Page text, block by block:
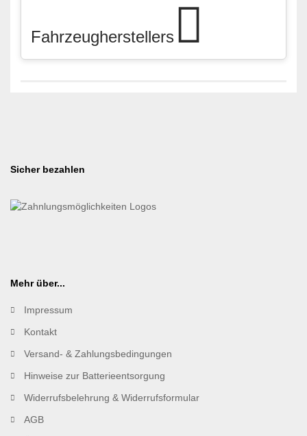
Fahrzeugherstellers
Sicher bezahlen
Mehr über...
Impressum
Kontakt
Versand- & Zahlungsbedingungen
Hinweise zur Batterieentsorgung
Widerrufsbelehrung & Widerrufsformular
AGB